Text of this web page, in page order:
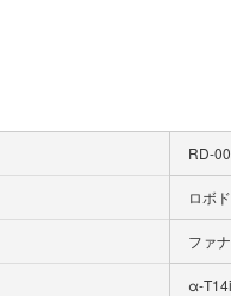
RD-
ロボ
ファ
α-